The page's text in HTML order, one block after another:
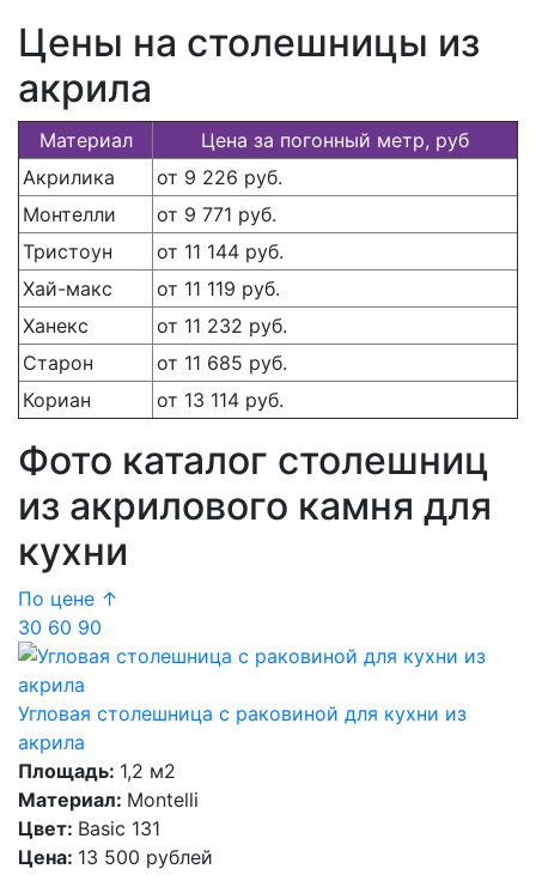
Цены на столешницы из
акрила
Материал
Цена за погонный метр, руб
Акрилика
от 9 226 руб.
Монтелли
от 9 771 руб.
Тристоун
от 11 144 руб.
Хай-макс
от 11 119 руб.
Ханекс
от 11 232 руб.
Старон
от 11 685 руб.
Кориан
от 13 114 руб.
Фото каталог столешниц
из акрилового камня для
кухни
По цене ↑
30 60 90
Угловая столешница с раковиной для кухни из
акрила
Площадь: 1,2 м2
Материал: Montelli
Цвет: Basic 131
Цена: 13 500 рублей